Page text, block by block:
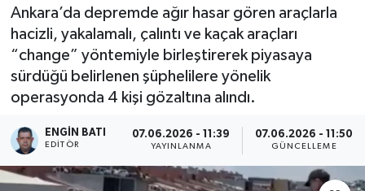
Ankara’da depremde ağır hasar gören araçlarla
hacizli, yakalamalı, çalıntı ve kaçak araçları
“change” yöntemiyle birleştirerek piyasaya
sürdüğü belirlenen şüphelilere yönelik
operasyonda 4 kişi gözaltına alındı.
ENGIN BATI
EDITÖR
07.06.2026 - 11:39
YAYINLANMA
07.06.2026 - 11:50
GÜNCELLEME